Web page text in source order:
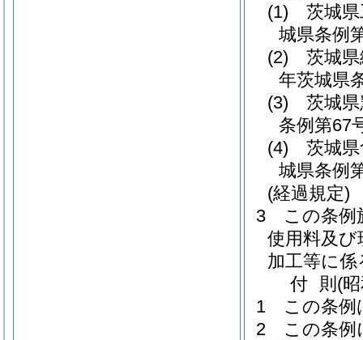
(1)
茨城
城県条例
(2)
茨城
年茨城県
(3)
茨城
条例第67
(4)
茨城
城県条例
(経過規定)
3
この条例
使用料及
加工等に
付 則 (
1
この条例
2
この条例